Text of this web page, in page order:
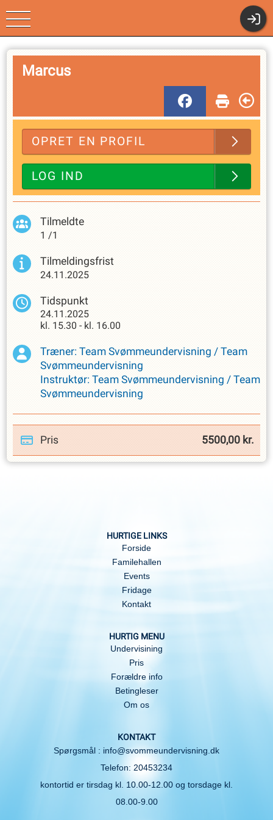
Klubmodul.dk - Nem
Klubadministration
Marcus
OPRET EN PROFIL
LOG IND
Tilmeldte
1 /1
Tilmeldingsfrist
24.11.2025
Tidspunkt
24.11.2025
kl. 15.30 - kl. 16.00
Træner: Team Svømmeundervisning / Team
Svømmeundervisning
Instruktør: Team Svømmeundervisning / Team
Svømmeundervisning
Pris 5500,00 kr.
HURTIGE LINKS
Forside
Familehallen
Events
Fridage
Kontakt
HURTIG MENU
Undervisining
Pris
Forældre info
Betingleser
Om os
KONTAKT
Spørgsmål : info@svommeundervisning.dk
Telefon: 20453234
kontortid er tirsdag kl. 10.00-12.00 og torsdage kl.
08.00-9.00